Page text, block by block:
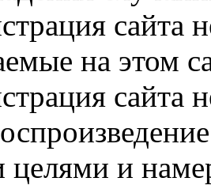
сайта
на этом
сайта
и